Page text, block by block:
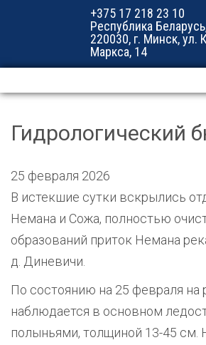
+375 17 218 23 10
Республика
220030, г. Минск, ул.
Маркса, 14
Гидрологический
25 февраля 2026
В истекшие сутки вскрылись
Немана и Сожа, полностью
образований приток Немана
д. Диневичи.
По состоянию на 25 февраля на
наблюдается в основном
полыньями, толщиной 13-45 см.